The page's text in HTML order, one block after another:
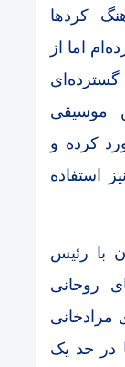
کردها
اما از
گسترده‌ای
موسیقی‌
کرده و
استفاده
با رئیس
روحانی
مرادخانی
در حد یک